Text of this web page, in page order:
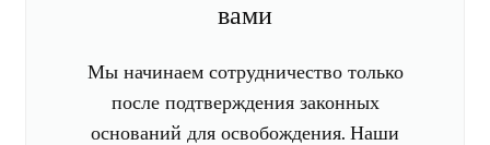
вами
Мы начинаем сотрудничество только
после подтверждения законных
оснований для освобождения. Наши